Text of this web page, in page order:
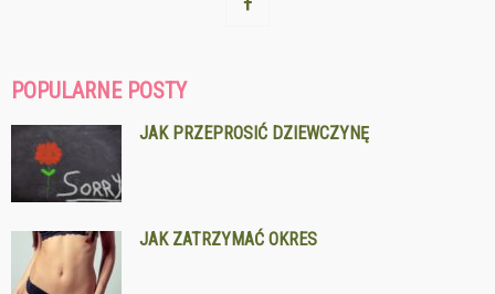
POPULARNE POSTY
JAK PRZEPROSIĆ DZIEWCZYNĘ
JAK ZATRZYMAĆ OKRES